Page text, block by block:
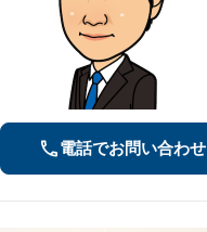
電話でお問い合わせ